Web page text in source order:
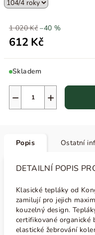
1 020 Kč –40 %
612 Kč
Skladem
+
−
Popis Ostatní
DETAILNÍ POPIS
Klasické tepláky od
zamilují pro jejich
kouzelný design.
certifikované organické
elastické žebrování